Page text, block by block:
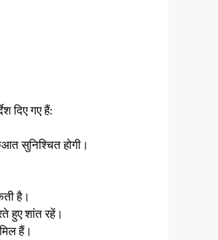
दिए गए हैं:
सुनिश्चित होगी।
है।
हुए शांत रहें।
हैं।